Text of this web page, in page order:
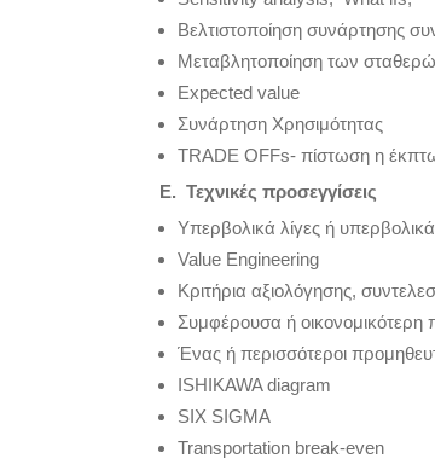
Βελτιστοποίηση συνάρτησης
Μεταβλητοποίηση των
Expected value
Συνάρτηση Χρησιμότητας
TRADE OFFs- πίστωση η
E. Τεχνικές προσεγγίσεις
Υπερβολικά λίγες ή
Value Engineering
Κριτήρια αξιολόγησης,
Συμφέρουσα ή
Ένας ή περισσότεροι
ISHIKAWA diagram
SIX SIGMA
Transportation break-even